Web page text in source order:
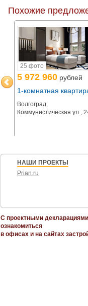
УСЛОВИЯ СДЕЛКИ
+ 100% оплата (цена в
+ Рассрочка с первым
+ Остаток по рассрочке -
Для ОПТОВЫХ
ПАРАМЕТРЫ ЭТОГО ЛОТА
- Площадь: 27 кв. м.
- Тип: 1-комнатный с
- Этаж: 4
- Тип отделки: Под ключ
Наша цена полностью
_______________
Похожие
25 фото
5 972 960 рублей
1-комнатная
Волгоград,
Коммунистическая ул.,
НАШИ ПРОЕКТЫ
Prian.ru
С проектными
ознакомиться
в офисах и на сайтах